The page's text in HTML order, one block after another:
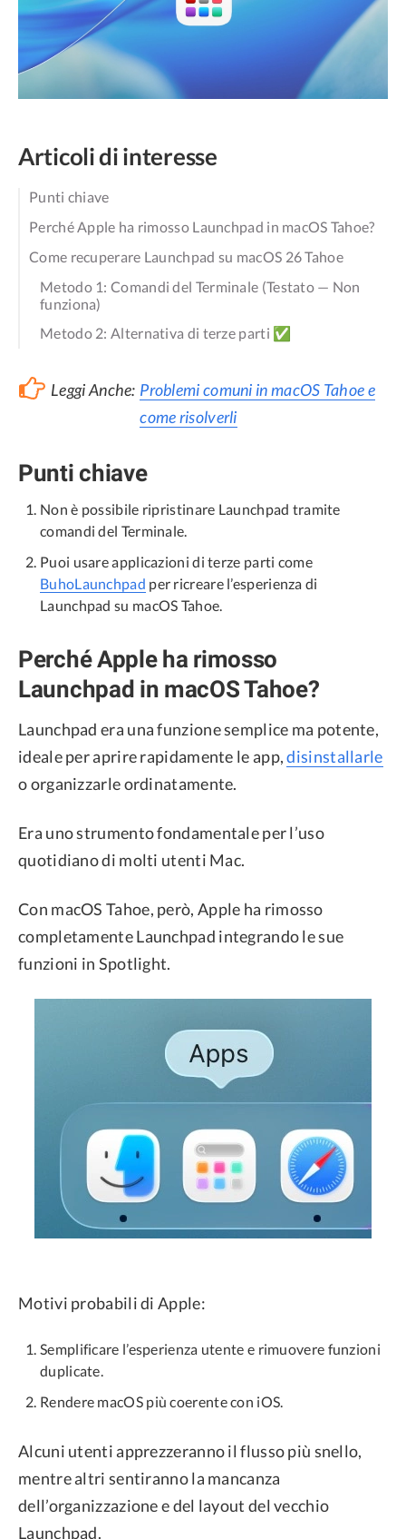
Articoli di interesse
Punti chiave
Perché Apple ha rimosso Launchpad in macOS Tahoe?
Come recuperare Launchpad su macOS 26 Tahoe
Metodo 1: Comandi del Terminale (Testato — Non
funziona)
Metodo 2: Alternativa di terze parti ✅
Leggi Anche: Problemi comuni in macOS Tahoe e
come risolverli
Punti chiave
Non è possibile ripristinare Launchpad tramite
comandi del Terminale.
Puoi usare applicazioni di terze parti come
BuhoLaunchpad per ricreare l’esperienza di
Launchpad su macOS Tahoe.
Perché Apple ha rimosso
Launchpad in macOS Tahoe?
Launchpad era una funzione semplice ma potente,
ideale per aprire rapidamente le app,disinstallarle
o organizzarle ordinatamente.
Era uno strumento fondamentale per l’uso
quotidiano di molti utenti Mac.
Con macOS Tahoe, però, Apple ha rimosso
completamente Launchpad integrando le sue
funzioni in Spotlight.
Motivi probabili di Apple:
Semplificare l’esperienza utente e rimuovere funzioni
duplicate.
Rendere macOS più coerente con iOS.
Alcuni utenti apprezzeranno il flusso più snello,
mentre altri sentiranno la mancanza
dell’organizzazione e del layout del vecchio
Launchpad.